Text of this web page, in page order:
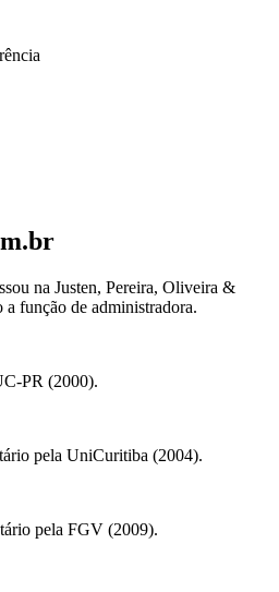
na Justen, Pereira, Oliveira &
função de administradora.
PR (2000).
pela UniCuritiba (2004).
pela FGV (2009).